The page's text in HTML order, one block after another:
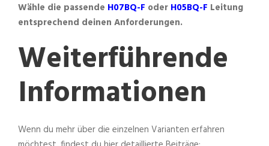
Wähle die passende H07BQ-F oder H05BQ-F Leitung
entsprechend deinen Anforderungen.
Weiterführende
Informationen
Wenn du mehr über die einzelnen Varianten erfahren